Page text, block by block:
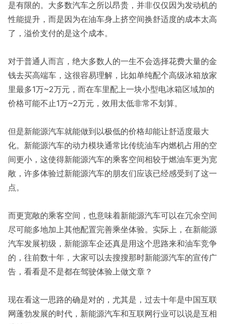
是有限的。大多数汽车之所以昂贵，并非仅仅因为发动机的
性能提升，而是因为在油车身上挤空间换舒适度的成本太高
了，溢价支付的是这个成本。
对于普通人而言，绝大多数人的一生不会选择花费大量的金
钱去买高端车，这很容易理解，比如单纯配个高级冰箱放家
里最多1万~2万元，而在车里配上一块小型电冰箱区域加的
价格可能不止1万~2万元，效用太低非常不划算。
但是新能源汽车就能做到以极低的价格却能让舒适度最大
化。新能源汽车的动力模块通常比传统油车内燃机占用的空
间更小，这使得新能源汽车的乘客空间相较于燃油车更为宽
敞，许多体验过新能源汽车的朋友们应该已经感受到了这一
点。
而更宽敞的乘客空间，也意味着新能源汽车可以在冗余空间
尽可能多地加上其他配置完善乘坐体验。实际上，在新能源
汽车发展初级，新能源车企还真是用这个思路来和油车竞争
的，往前数十年，大家可以去搜搜那时新能源汽车的宣传广
告，看看是不是都在驾驶体验上做文章？
现在看这一思路的确是对的，尤其是，过去十年是中国互联
网蓬勃发展的时代，新能源汽车和互联网行业可以说是互相